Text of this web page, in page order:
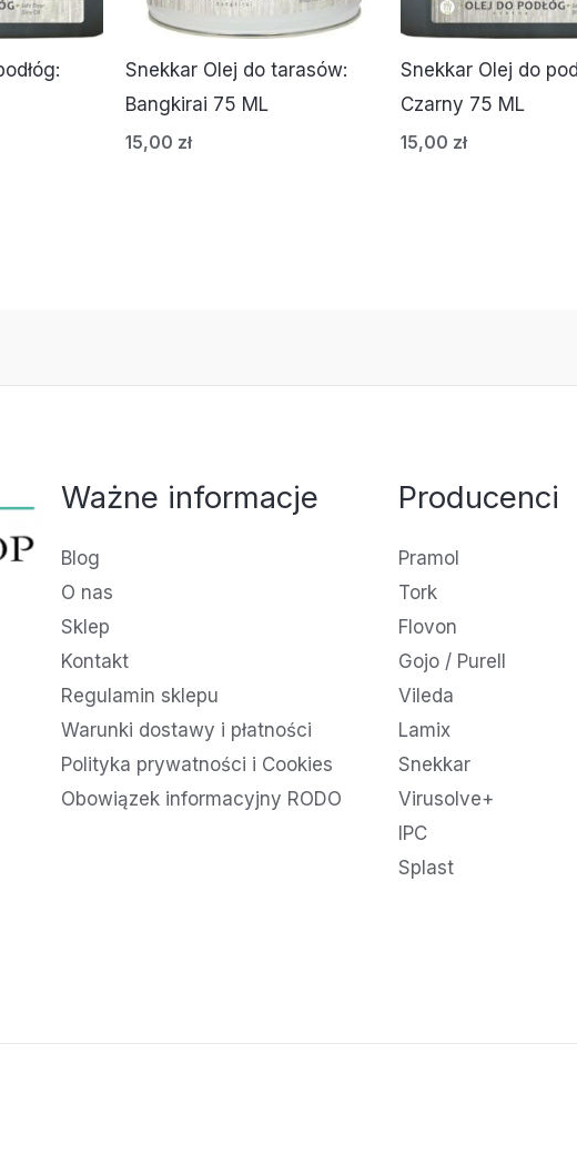
Snekkar Olej do tarasów:
Bangkirai 75 ML
15,00 zł
Snekkar Olej do
Czarny 75 ML
15,00 zł
Ważne informacje
Blog
O nas
Sklep
Kontakt
Regulamin sklepu
Warunki dostawy i płatności
Polityka prywatności i Cookies
Obowiązek informacyjny RODO
Producenci
Pramol
Tork
Flovon
Gojo / Purell
Vileda
Lamix
Snekkar
Virusolve+
IPC
Splast